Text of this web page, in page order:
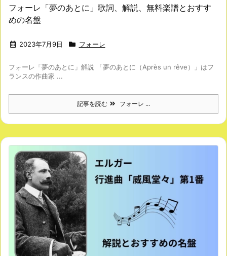
フォーレ「夢のあとに」歌詞、解説、無料楽譜とおすす
めの名盤
2023年7月9日 フォーレ
フォーレ「夢のあとに」解説 「夢のあとに（Après un rêve）」はフ
ランスの作曲家 ...
記事を読む フォーレ ...